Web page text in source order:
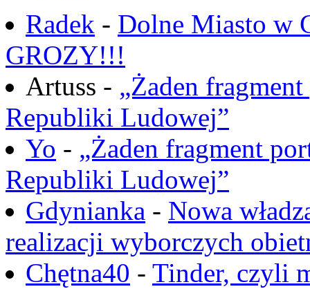
Radek - Dolne Miasto w
GROZY!!!
Artuss - „Żaden
Republiki Ludowej”
Yo - „Żaden fragment
Republiki Ludowej”
Gdynianka - Nowa
realizacji wyborczych
Chętna40 - Tinder, czyli